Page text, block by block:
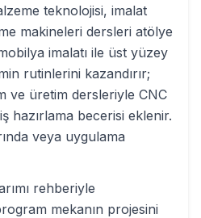
teknolojisi, imalat
makineleri dersleri atölye
imalatı ile üst yüzey
rutinlerini kazandırır;
ve üretim dersleriyle CNC
hazırlama becerisi eklenir.
veya uygulama
rehberiyle
mekanın projesini